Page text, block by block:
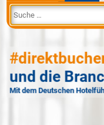
und die
Mit dem Deutschen